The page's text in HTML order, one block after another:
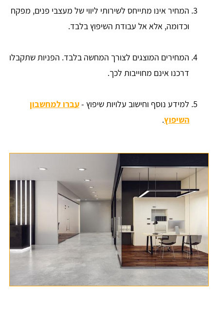
המחיר אינו מתייחס לשירותי ליווי של מעצבי פנים, מפקח
וכדומה, אלא אל עבודת השיפוץ בלבד.
המחירים המוצגים לצורך המחשה בלבד. הפניות שתקבלו
דרכנו אינם מחוייבות לכך.
למידע נוסף וחישוב עלויות שיפוץ -עברו למחשבון
השיפוץ.